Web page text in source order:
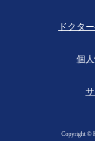
ドクタ
個
Copyright ©︎